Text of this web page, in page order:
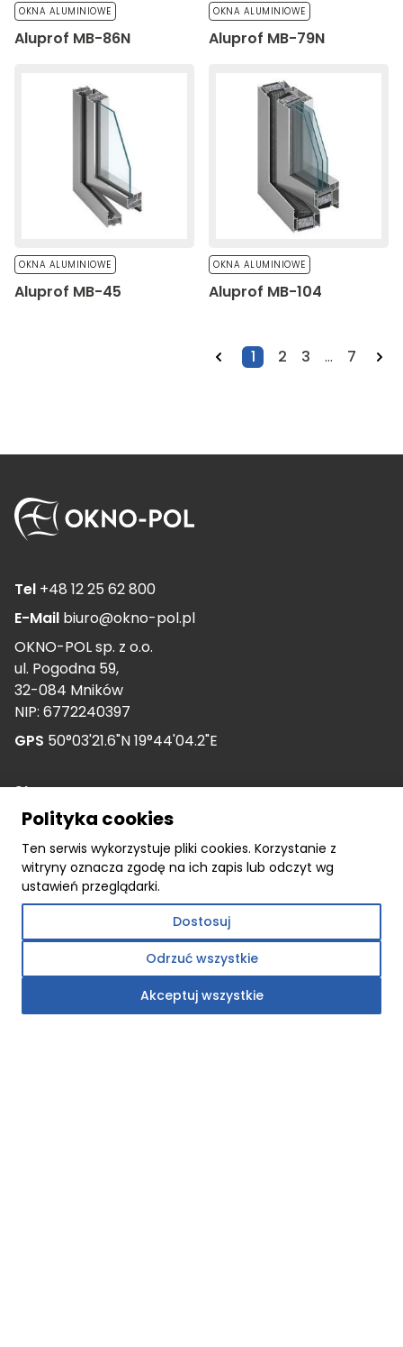
Polityka cookies
Ten serwis wykorzystuje pliki cookies. Korzystanie z
witryny oznacza zgodę na ich zapis lub odczyt wg
ustawień przeglądarki.
Dostosuj
Odrzuć wszystkie
Akceptuj wszystkie
OKNA ALUMINIOWE
Aluprof MB-86N
OKNA ALUMINIOWE
Aluprof MB-79N
OKNA ALUMINIOWE
Aluprof MB-45
OKNA ALUMINIOWE
Aluprof MB-104
1 2 3 ... 7
Tel +48 12 25 62 800
E-Mail biuro@okno-pol.pl
OKNO-POL sp. z o.o.
ul. Pogodna 59,
32-084 Mników
NIP: 6772240397
GPS 50°03'21.6"N 19°44'04.2"E
Strony
O nas
Kariera
Nasza historia
Dokumenty
Polityka prywatności
Kontakt